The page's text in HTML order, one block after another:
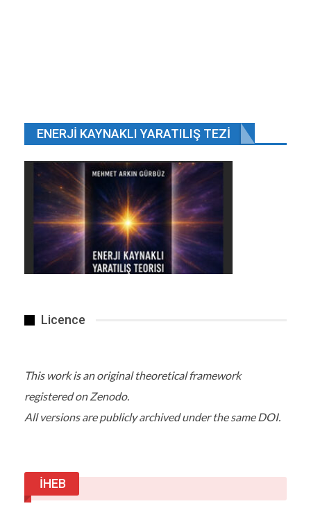
Muğla’nın doğasıyla göz kamaştıran ilçesi
Köyceğiz.
Ara 19, 2023
Beşiktaş ile Burak Yılmaz her konuda anlaştı, iş…
Tem 8, 2018
SONRAKI 1 2.648
kuleli köprüsünü yapacaklarını hatırlatan
euro + KDV (bugünkü kurlarla 80 TL) olacak.
Projeyi Mart 2022’de bitirmeyi planlıyoruz. Yap-
işlet-devret modelinin ruhuna da uygun olarak
projeyi erken bitireceğiz” diye konuştu. Projede
konuştu. Yurtdışından beklediklerinin üzerinde
talep geldiğini belirten Yapı Merkezi Yönetim
ENERJI KAYNAKLI YARATILIŞ TEZI
Licence
This work is an original theoretical framework
registered on Zenodo.
All versions are publicly archived under the same DOI.
İHEB